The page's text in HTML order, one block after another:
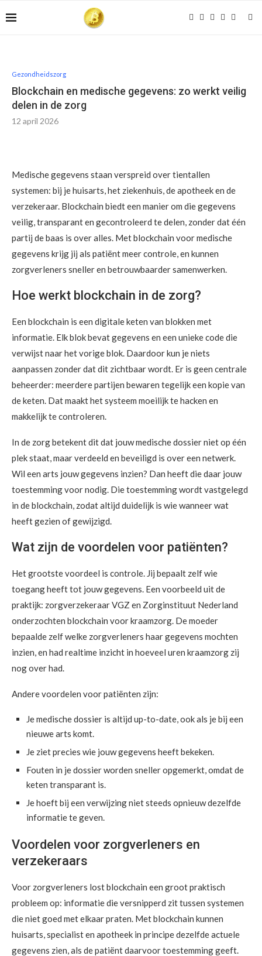
Gezondheidszorg
Blockchain en medische gegevens: zo werkt veilig
delen in de zorg
12 april 2026
Medische gegevens staan verspreid over tientallen
systemen: bij je huisarts, het ziekenhuis, de apotheek en de
verzekeraar. Blockchain biedt een manier om die gegevens
veilig, transparant en gecontroleerd te delen, zonder dat één
partij de baas is over alles. Met blockchain voor medische
gegevens krijg jij als patiënt meer controle, en kunnen
zorgverleners sneller en betrouwbaarder samenwerken.
Hoe werkt blockchain in de zorg?
Een blockchain is een digitale keten van blokken met
informatie. Elk blok bevat gegevens en een unieke code die
verwijst naar het vorige blok. Daardoor kun je niets
aanpassen zonder dat dit zichtbaar wordt. Er is geen centrale
beheerder: meerdere partijen bewaren tegelijk een kopie van
de keten. Dat maakt het systeem moeilijk te hacken en
makkelijk te controleren.
In de zorg betekent dit dat jouw medische dossier niet op één
plek staat, maar verdeeld en beveiligd is over een netwerk.
Wil een arts jouw gegevens inzien? Dan heeft die daar jouw
toestemming voor nodig. Die toestemming wordt vastgelegd
in de blockchain, zodat altijd duidelijk is wie wanneer wat
heeft gezien of gewijzigd.
Wat zijn de voordelen voor patiënten?
Het grootste voordeel is controle. Jij bepaalt zelf wie
toegang heeft tot jouw gegevens. Een voorbeeld uit de
praktijk: zorgverzekeraar VGZ en Zorginstituut Nederland
onderzochten blockchain voor kraamzorg. De moeder
bepaalde zelf welke zorgverleners haar gegevens mochten
inzien, en had realtime inzicht in hoeveel uren kraamzorg zij
nog over had.
Andere voordelen voor patiënten zijn:
Je medische dossier is altijd up-to-date, ook als je bij een
nieuwe arts komt.
Je ziet precies wie jouw gegevens heeft bekeken.
Fouten in je dossier worden sneller opgemerkt, omdat de
keten transparant is.
Je hoeft bij een verwijzing niet steeds opnieuw dezelfde
informatie te geven.
Voordelen voor zorgverleners en
verzekeraars
Voor zorgverleners lost blockchain een groot praktisch
probleem op: informatie die versnipperd zit tussen systemen
die niet goed met elkaar praten. Met blockchain kunnen
huisarts, specialist en apotheek in principe dezelfde actuele
gegevens zien, als de patiënt daarvoor toestemming geeft.